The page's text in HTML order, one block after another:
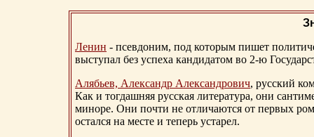
Ленин - псевдоним, под которым пишет
выступал без успеха кандидатом во 2-ю
Алябьев, Александр Александрович, русский
Как и тогдашняя русская литература, они
миноре. Они почти не отличаются от первых
остался на месте и теперь устарел.